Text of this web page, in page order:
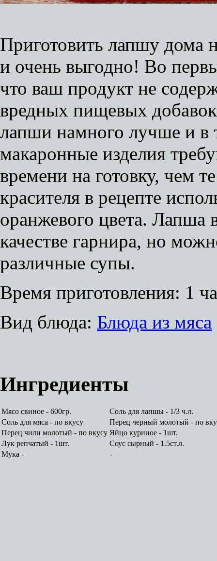
Приготовить лапшу дома
и очень выгодно! Во
что ваш продукт не
вредных пищевых
лапши намного лучше и в
макаронные изделия
времени на готовку, чем
красителя в рецепте
оранжевого цвета. Лапша
качестве гарнира, но
различные супы.
Время приготовления: 1
Вид блюда: Блюда из мяса
Ингредиенты
Мясо свиное - 600гр.
Соль для лапшы - 1/3 ч.л.
Соль для мяса - по вкусу
Перец черный молотый - по
Перец чили молотый - по вкусу Яйцо куриное - 1шт.
Лук репчатый - 1шт.
Соус сырный - 1.5ст.л.
Мука -
-